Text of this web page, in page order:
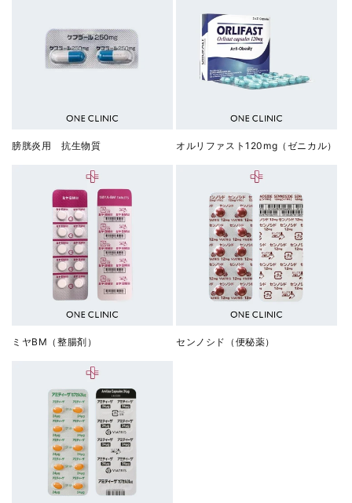
膀胱炎用 抗生物質 オルリファスト120mg（ゼニカル）
ミヤBM（整腸剤） センノシド（便秘薬）